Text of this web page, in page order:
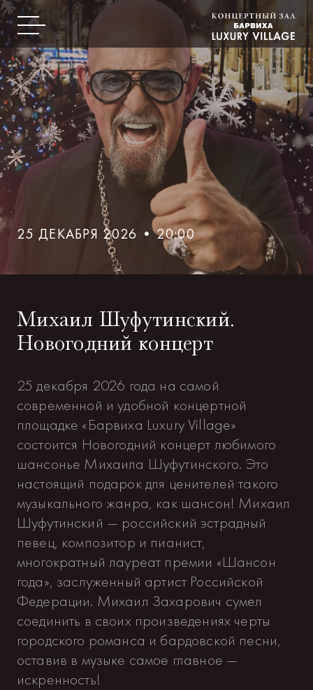
25 ДЕКАБРЯ 2026 • 20:00
Михаил Шуфутинский.
Новогодний концерт
25 декабря 2026 года на самой
современной и удобной концертной
площадке «Барвиха Luxury Village»
состоится Новогодний концерт любимого
шансонье Михаила Шуфутинского. Это
настоящий подарок для ценителей такого
музыкального жанра, как шансон! Михаил
Шуфутинский — российский эстрадный
певец, композитор и пианист,
многократный лауреат премии «Шансон
года», заслуженный артист Российской
Федерации. Михаил Захарович сумел
соединить в своих произведениях черты
городского романса и бардовской песни,
оставив в музыке самое главное —
искренность!